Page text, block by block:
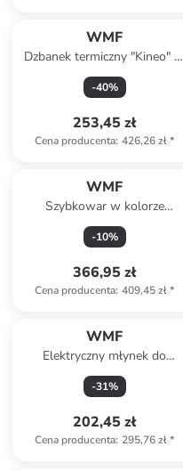
WMF
Dzbanek termiczny "Kineo" w
kolorze antracytowym - 1 l
-40%
253,45 zł
Cena producenta: 426,26 zł*
WMF
Szybkowar w kolorze
srebrno-czarnym do ryżu
-10%
366,95 zł
Cena producenta: 409,45 zł*
WMF
Elektryczny młynek do
przypraw - wys. 21 x Ø 5 cm
-31%
202,45 zł
Cena producenta: 295,76 zł*